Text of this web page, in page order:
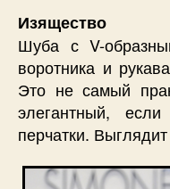
Изящество
Шуба с V-
воротника и
Это не самый
элегантный,
перчатки.